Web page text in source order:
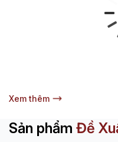
Xem thêm
Sản phẩm Đề